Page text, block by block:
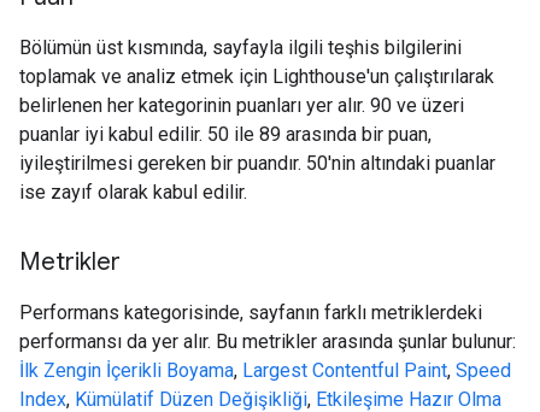
Bölümün üst kısmında, sayfayla ilgili teşhis bilgilerini
toplamak ve analiz etmek için Lighthouse'un çalıştırılarak
belirlenen her kategorinin puanları yer alır. 90 ve üzeri
puanlar iyi kabul edilir. 50 ile 89 arasında bir puan,
iyileştirilmesi gereken bir puandır. 50'nin altındaki puanlar
ise zayıf olarak kabul edilir.
Metrikler
Performans kategorisinde, sayfanın farklı metriklerdeki
performansı da yer alır. Bu metrikler arasında şunlar bulunur:
İlk Zengin İçerikli Boyama, Largest Contentful Paint, Speed
Index, Kümülatif Düzen Değişikliği, Etkileşime Hazır Olma